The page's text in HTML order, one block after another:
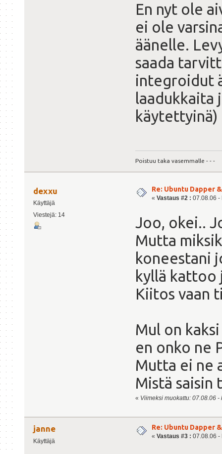
En nyt ole
ei ole
äänelle.
saada
integroidut
laadukkaita
käytettyinä)
Poistuu taka vasemmalle - - -
dexxu
Käyttäjä
Viestejä: 14
Re: Ubuntu Dapper
« Vastaus #2 : 07.08.06 -
Joo, okei..
Mutta
koneestani
kyllä kattoo
Kiitos vaan
Mul on
en onko ne
Mutta ei ne
Mistä saisin
« Viimeksi muokattu: 07.08.06
janne
Käyttäjä
Re: Ubuntu Dapper
« Vastaus #3 : 07.08.06 -